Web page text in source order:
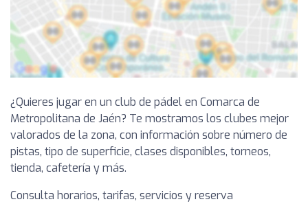
¿Quieres jugar en un club de pádel en Comarca de
Metropolitana de Jaén? Te mostramos los clubes mejor
valorados de la zona, con información sobre número de
pistas, tipo de superficie, clases disponibles, torneos,
tienda, cafetería y más.
Consulta horarios, tarifas, servicios y reserva